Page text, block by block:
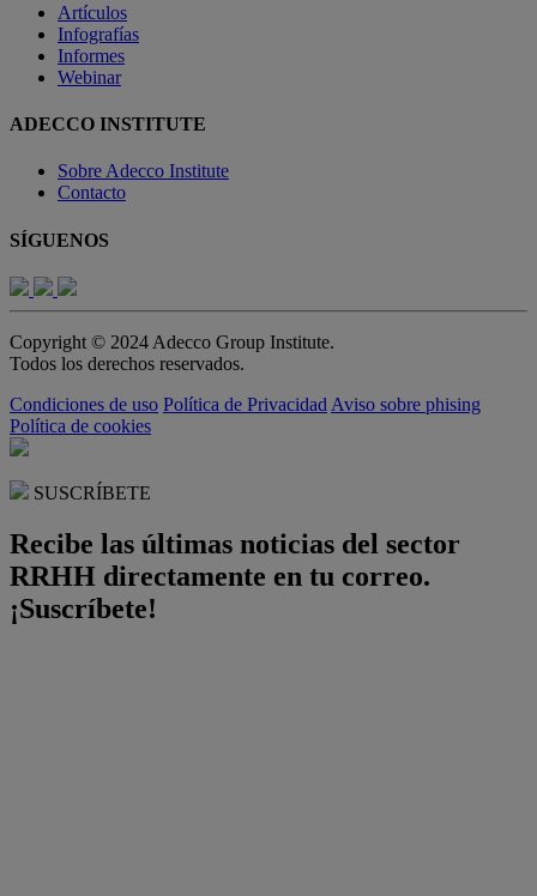
Artículos
Infografías
Informes
Webinar
ADECCO INSTITUTE
Sobre Adecco Institute
Contacto
SÍGUENOS
Copyright © 2024 Adecco Group Institute.
Todos los derechos reservados.
Condiciones de uso Política de Privacidad Aviso sobre phising
Política de cookies
SUSCRÍBETE
Recibe las últimas noticias del sector
RRHH directamente en tu correo.
¡Suscríbete!